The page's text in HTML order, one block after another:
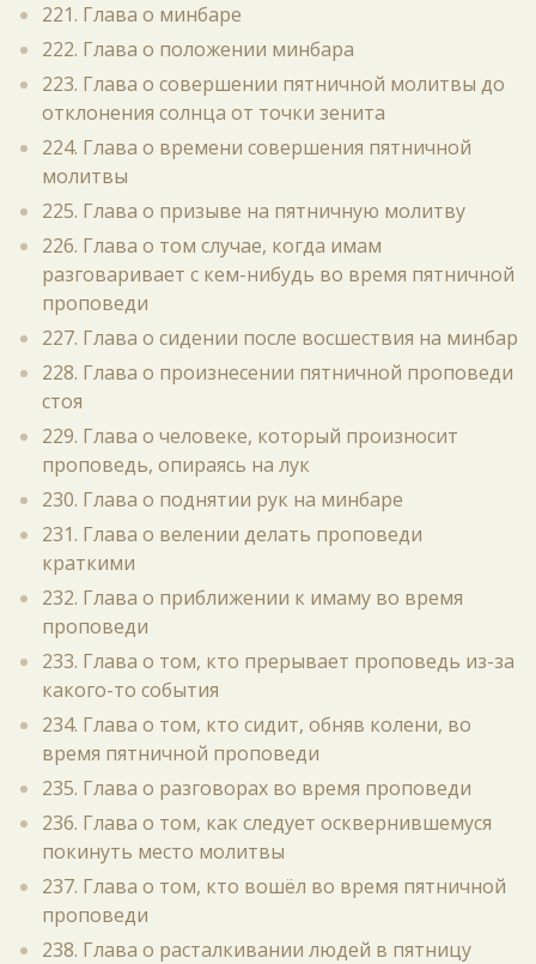
221. Глава о минбаре
222. Глава о положении минбара
223. Глава о совершении пятничной молитвы до
отклонения солнца от точки зенита
224. Глава о времени совершения пятничной
молитвы
225. Глава о призыве на пятничную молитву
226. Глава о том случае, когда имам
разговаривает с кем-нибудь во время пятничной
проповеди
227. Глава о сидении после восшествия на минбар
228. Глава о произнесении пятничной проповеди
стоя
229. Глава о человеке, который произносит
проповедь, опираясь на лук
230. Глава о поднятии рук на минбаре
231. Глава о велении делать проповеди
краткими
232. Глава о приближении к имаму во время
проповеди
233. Глава о том, кто прерывает проповедь из-за
какого-то события
234. Глава о том, кто сидит, обняв колени, во
время пятничной проповеди
235. Глава о разговорах во время проповеди
236. Глава о том, как следует осквернившемуся
покинуть место молитвы
237. Глава о том, кто вошёл во время пятничной
проповеди
238. Глава о расталкивании людей в пятницу